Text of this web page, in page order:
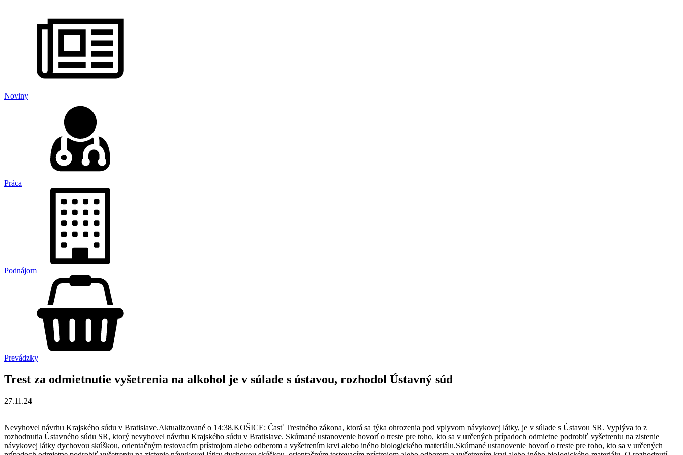
Noviny
Práca
Podnájom
Prevádzky
Trest za odmietnutie vyšetrenia na alkohol je v súlade s ústavou, rozhodol Ústavný súd
27.11.24
Nevyhovel návrhu Krajského súdu v Bratislave.Aktualizované o 14:38.KOŠICE: Časť Trestného zákona, ktorá sa týka ohrozenia pod vplyvom návykovej látky, je v súlade s Ústavou SR. Vyplýva to z
rozhodnutia Ústavného súdu SR, ktorý nevyhovel návrhu Krajského súdu v Bratislave. Skúmané ustanovenie hovorí o treste pre toho, kto sa v určených prípadoch odmietne podrobiť vyšetreniu na zistenie
návykovej látky dychovou skúškou, orientačným testovacím prístrojom alebo odberom a vyšetrením krvi alebo iného biologického materiálu.Skúmané ustanovenie hovorí o treste pre toho, kto sa v určených